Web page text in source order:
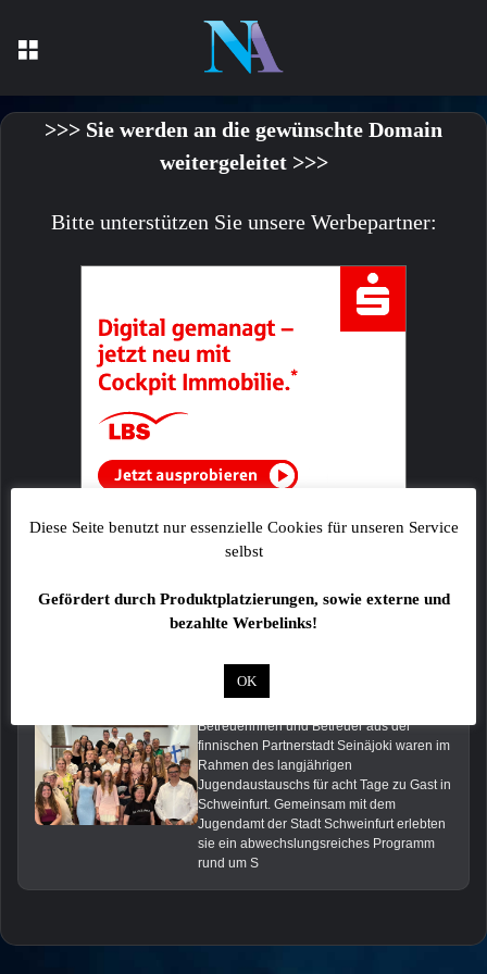
>>> Sie werden an die gewünschte Domain
weitergeleitet >>>
Bitte unterstützen Sie unsere Werbepartner:
Das könnte Dich auch interessieren:
Betreuerinnen und Betreuer aus der
finnischen Partnerstadt Seinäjoki waren im
Rahmen des langjährigen
Jugendaustauschs für acht Tage zu Gast in
Schweinfurt. Gemeinsam mit dem
Jugendamt der Stadt Schweinfurt erlebten
sie ein abwechslungsreiches Programm
rund um S
Diese Seite benutzt nur essenzielle Cookies für unseren Service
selbst
Gefördert durch Produktplatzierungen, sowie externe und
bezahlte Werbelinks!
OK